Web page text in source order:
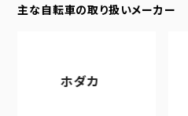
主な自転車の取り扱いメーカー
ホダカ